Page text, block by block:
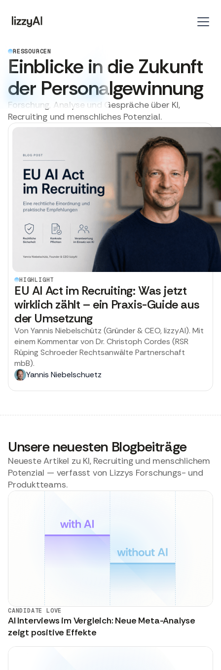
RESSOURCEN
Einblicke in die Zukunft
der Personalgewinnung
Forschung, Analyse und Gespräche über KI,
Recruiting und menschliches Potenzial.
HIGHLIGHT
EU AI Act im Recruiting: Was jetzt
wirklich zählt – ein Praxis-Guide aus
der Umsetzung
Von Yannis Niebelschütz (Gründer & CEO, lizzyAI). Mit
einem Kommentar von Dr. Christoph Cordes (RSR
Rüping Schroeder Rechtsanwälte Partnerschaft
mbB).
Yannis Niebelschuetz
Unsere neuesten Blogbeiträge
Neueste Artikel zu KI, Recruiting und menschlichem
Potenzial — verfasst von Lizzys Forschungs- und
Produktteams.
CANDIDATE LOVE
AI Interviews im Vergleich: Neue Meta-Analyse
zeigt positive Effekte